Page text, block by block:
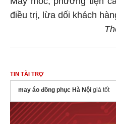
điều trị, lừa dối khách
TIN TÀI TRỢ
may áo đồng phục Hà Nội giá tốt